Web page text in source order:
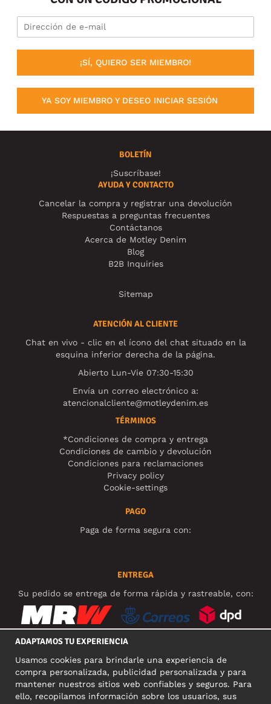
¡SÍ, QUIERO SER MIEMBRO!
YA SOY MIEMBRO Y DESEO INICIAR SESIÓN
BOLETÍN
¡Suscríbase!
AYUDA Y CONTACTO
Cancelar la compra y registrar una devolución
Respuestas a preguntas frecuentes
Contáctanos
Acerca de Motley Denim
Blog
B2B Inquiries
Sitemap
ATENCIÓN AL CLIENTE
Chat en vivo - clic en el ícono del chat situado en la
esquina inferior derecha de la página.
Abierto Lun-Vie 07:30-15:30
Envía un correo electrónico a:
atencionalcliente@motleydenim.es
TÉRMINOS
*Condiciones de compra y entrega
Condiciones de cambio y devolución
Condiciones para reclamaciones
Privacy policy
Cookie-settings
PAGO
Paga de forma segura con:
ENTREGA
Su pedido se entrega de forma rápida y rastreable, con:
REDES SOCIALES
ADAPTAMOS TU EXPERIENCIA
Usamos cookies para brindarle una experiencia de
compra personalizada, publicidad personalizada y para
mantener nuestros sitios web confiables y seguros. Para
ello, recopilamos información sobre los usuarios, sus